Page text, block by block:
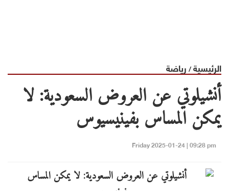
الرئيسية/ رياضة
أنشيلوتي عن العروض السعودية: لا
يمكن المساس بفينيسيوس
Friday 2025-01-24 | 09:28 pm